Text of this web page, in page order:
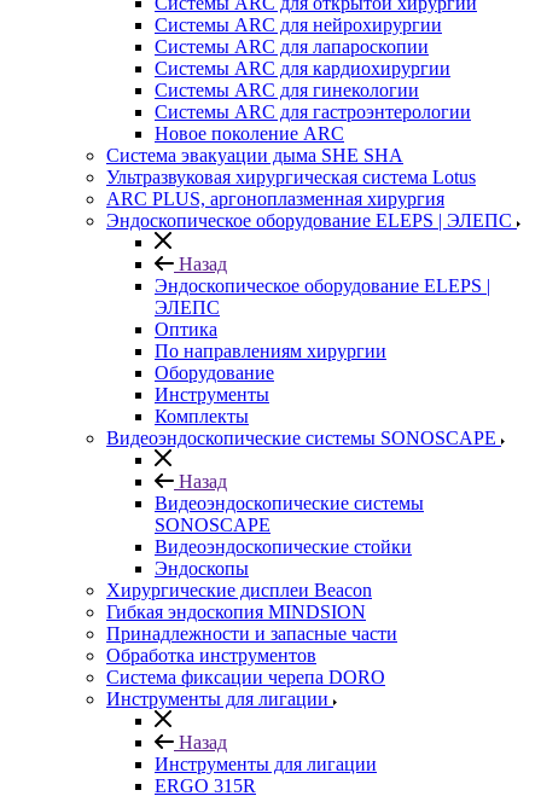
Системы ARC для нейрохирургии
Системы ARC для лапароскопии
Системы ARC для кардиохирургии
Системы ARC для гинекологии
Системы ARC для гастроэнтерологии
Новое поколение ARC
Система эвакуации дыма SHE SHA
Ультразвуковая хирургическая система Lotus
ARC PLUS, аргоноплазменная хирургия
Эндоскопическое оборудование ELEPS | ЭЛЕПС
Назад
Эндоскопическое оборудование ELEPS |
ЭЛЕПС
Оптика
По направлениям хирургии
Оборудование
Инструменты
Комплекты
Видеоэндоскопические системы SONOSCAPE
Назад
Видеоэндоскопические системы
SONOSCAPE
Видеоэндоскопические стойки
Эндоскопы
Хирургические дисплеи Beacon
Гибкая эндоскопия MINDSION
Принадлежности и запасные части
Обработка инструментов
Система фиксации черепа DORO
Инструменты для лигации
Назад
Инструменты для лигации
ERGO 315R